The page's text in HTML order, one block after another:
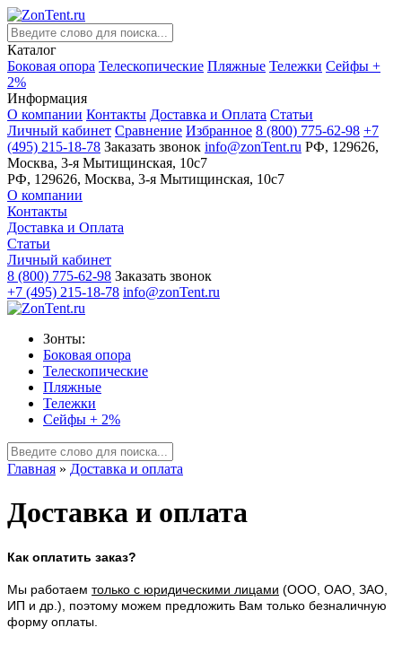
Каталог
Боковая опора Телескопические Пляжные Тележки Сейфы +
2%
Информация
О компании Контакты Доставка и Оплата Статьи
Личный кабинет Сравнение Избранное 8 (800) 775-62-98 +7
(495) 215-18-78 Заказать звонок info@zonTent.ru РФ, 129626,
Москва, 3-я Мытищинская, 10с7
РФ, 129626, Москва, 3-я Мытищинская, 10с7
О компании
Контакты
Доставка и Оплата
Статьи
Личный кабинет
8 (800) 775-62-98 Заказать звонок
+7 (495) 215-18-78 info@zonTent.ru
Зонты:
Боковая опора
Телескопические
Пляжные
Тележки
Сейфы + 2%
Главная » Доставка и оплата
Доставка и оплата
Как оплатить заказ?
Мы работаем только с юридическими лицами (ООО, ОАО, ЗАО,
ИП и др.), поэтому можем предложить Вам только безналичную
форму оплаты.